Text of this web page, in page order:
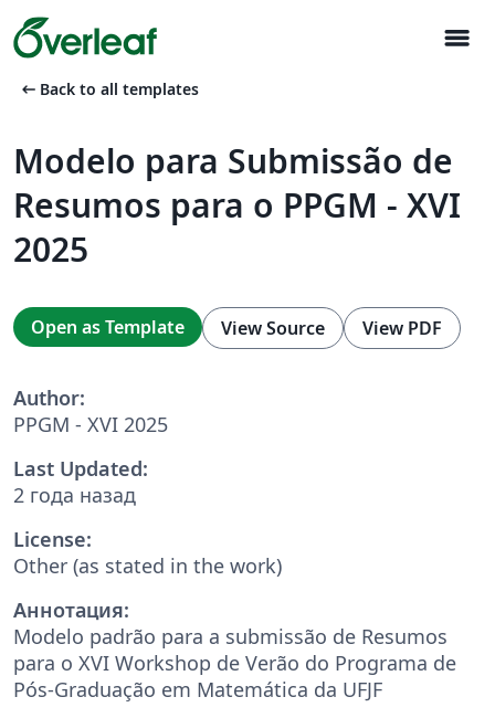
menu
arrow_left_alt Back to all templates
Modelo para Submissão de
Resumos para o PPGM - XVI
2025
Open as Template View Source View PDF
Author:
PPGM - XVI 2025
Last Updated:
2 года назад
License:
Other (as stated in the work)
Аннотация:
Modelo padrão para a submissão de Resumos
para o XVI Workshop de Verão do Programa de
Pós-Graduação em Matemática da UFJF